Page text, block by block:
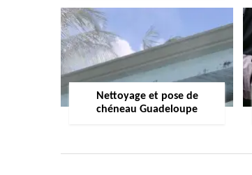
Nettoyage et pose de
chéneau Guadeloupe